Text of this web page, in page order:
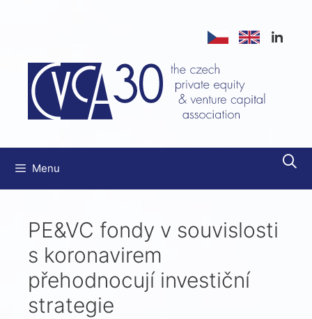
Menu
PE&VC fondy v souvislosti
s koronavirem
přehodnocují investiční
strategie